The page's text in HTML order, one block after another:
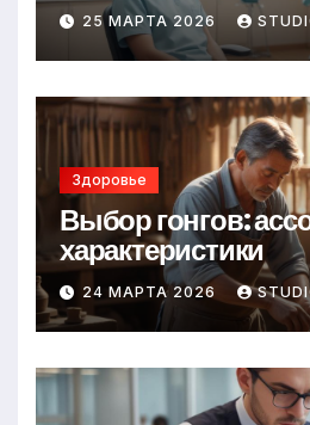
25 МАРТА 2026
Здоровье
Выбор гонгов:
характеристики
24 МАРТА 2026